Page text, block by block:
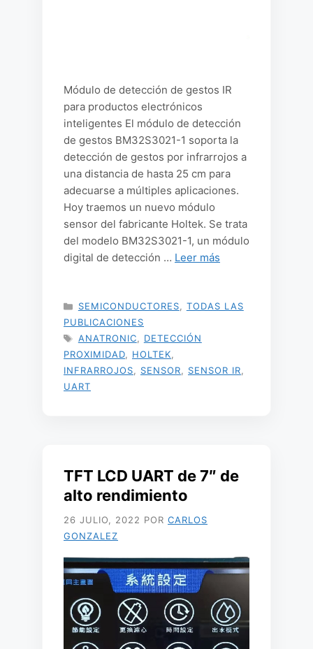
Módulo de detección de gestos IR
para productos electrónicos
inteligentes El módulo de detección
de gestos BM32S3021-1 soporta la
detección de gestos por infrarrojos a
una distancia de hasta 25 cm para
adecuarse a múltiples aplicaciones.
Hoy traemos un nuevo módulo
sensor del fabricante Holtek. Se trata
del modelo BM32S3021-1, un módulo
digital de detección … Leer más
CATEGORÍAS
SEMICONDUCTORES
TODAS LAS
PUBLICACIONES
ETIQUETAS
ANATRONIC
DETECCIÓN
PROXIMIDAD
HOLTEK
INFRARROJOS
SENSOR SENSOR IR
UART
TFT LCD UART de 7″ de
alto rendimiento
26 JULIO, 2022 POR CARLOS
GONZALEZ